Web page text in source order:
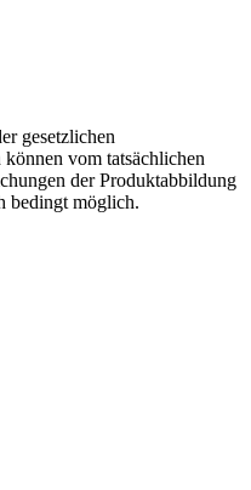
gesetzlichen
vom tatsächlichen
der Produktabbildung
bedingt möglich.